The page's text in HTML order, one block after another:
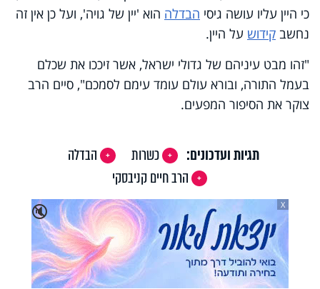
כי היין עליו עושה גיסי הבדלה הוא 'יין של גויה', ועל כן אין זה
נחשב קידוש על היין.
"זהו מבט עיניהם של גדולי ישראל, אשר זיככו את שכלם
בעמל התורה, ובורא עולם עומד עימם לסמכם", סיים הרב
צוקר את הסיפור המפעים.
תגיות ועדכונים: כשרות
הבדלה
הרב חיים קניבסקי
🔇
X